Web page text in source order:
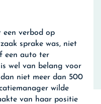
een verbod op
sprake was, niet
een auto ter
wel van belang voor
niet meer dan 500
wilde
van haar positie